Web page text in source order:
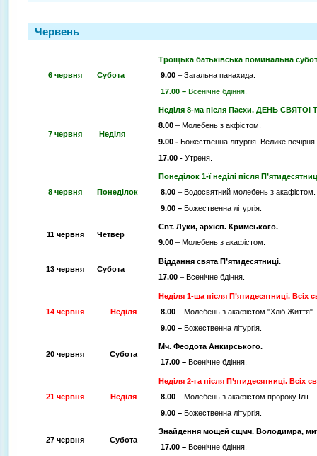
Червень
6 червня Субота
Троїцька батьківська поминальна
9.00 – Загальна панахида.
17.00 – Всенічне бдіння.
7 червня Неділя
Неділя 8-ма після Пасхи. ДЕНЬ СВЯТОЇ
8.00 – Молебень з акфістом.
9.00 - Божественна літургія. Велике вечірня.
17.00 - Утреня.
8 червня Понеділок
Понеділок 1-ї неділі після
8.00 – Водосвятний молебень з акафістом.
9.00 – Божественна літургія.
11 червня Четвер
Свт. Луки, архієп. Кримського.
9.00 – Молебень з акафістом.
13 червня Субота
Віддання свята П’ятидесятниці.
17.00 – Всенічне бдіння.
14 червня Неділя
Неділя 1-ша після П’ятидесятниці. Всіх
8.00 – Молебень з акафістом "Хліб Життя".
9.00 – Божественна літургія.
20 червня Субота
Мч. Феодота Анкирського.
17.00 – Всенічне бдіння.
21 червня Неділя
Неділя 2-га після П’ятидесятниці. Всіх
8.00 – Молебень з акафістом пророку Ілії.
9.00 – Божественна літургія.
27 червня Субота
Знайдення мощей сщмч. Володимра,
17.00 – Всенічне бдіння.